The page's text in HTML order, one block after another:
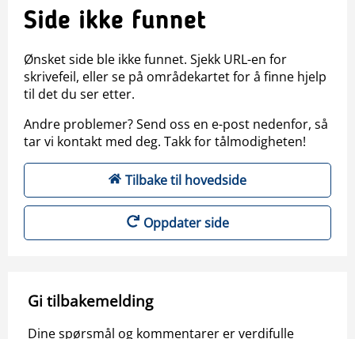
Side ikke funnet
Ønsket side ble ikke funnet. Sjekk URL-en for
skrivefeil, eller se på områdekartet for å finne hjelp
til det du ser etter.
Andre problemer? Send oss en e-post nedenfor, så
tar vi kontakt med deg. Takk for tålmodigheten!
Tilbake til hovedside
Oppdater side
Gi tilbakemelding
Dine spørsmål og kommentarer er verdifulle